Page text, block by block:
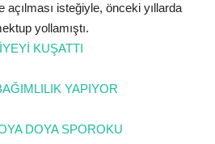
açılması isteğiyle, önceki yıllarda
yollamıştı.
KUŞATTI
YAPIYOR
DOYA SPOROKU